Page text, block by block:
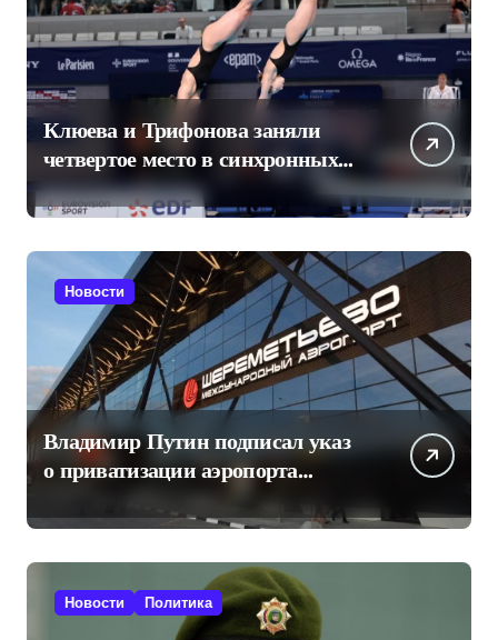
Клюева и Трифонова заняли
четвертое место в синхронных
прыжках в воду на чемпионате
Европы
Новости
Владимир Путин подписал указ
о приватизации аэропорта
Новости Политика